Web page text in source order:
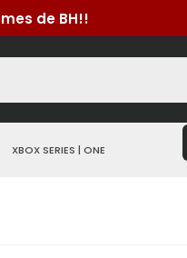
XBOX SERIES | ONE